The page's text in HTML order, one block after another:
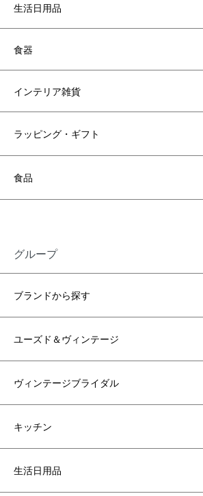
生活日用品
食器
インテリア雑貨
ラッピング・ギフト
食品
グループ
ブランドから探す
ユーズド＆ヴィンテージ
ヴィンテージブライダル
キッチン
生活日用品